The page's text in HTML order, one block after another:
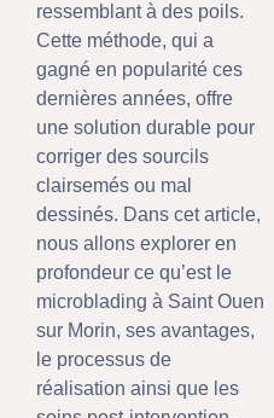
ressemblant à des poils.
Cette méthode, qui a
gagné en popularité ces
dernières années, offre
une solution durable pour
corriger des sourcils
clairsemés ou mal
dessinés. Dans cet article,
nous allons explorer en
profondeur ce qu’est le
microblading à Saint Ouen
sur Morin, ses avantages,
le processus de
réalisation ainsi que les